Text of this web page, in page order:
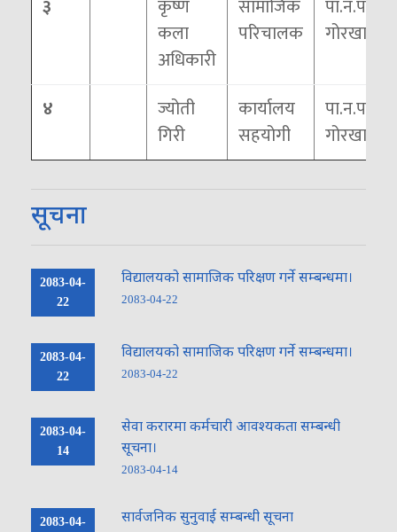
३
कृष्ण
कला
अधिकारी
सामाजिक
परिचालक
पा.न.पा ,
गोरखा
४
ज्योती
गिरी
कार्यालय
सहयोगी
पा.न.पा,
गोरखा
सूचना
2083-04-
22
विद्यालयको सामाजिक परिक्षण गर्ने सम्बन्धमा।
2083-04-22
2083-04-
22
विद्यालयको सामाजिक परिक्षण गर्ने सम्बन्धमा।
2083-04-22
2083-04-
14
सेवा करारमा कर्मचारी आवश्यकता सम्बन्धी
सूचना।
2083-04-14
2083-04-
सार्वजनिक सुनुवाई सम्बन्धी सूचना
नमस्ते, यहाँहरुलाई हार्दिक स्वागत छ। म तपाईंको स्वचालित सहायक । यहाँहरुलाई
फोहोर व्यवस्थापन योजना तथा बजेट निर्माण स्वीकृति